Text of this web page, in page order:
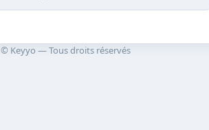
© Keyyo — Tous droits réservés